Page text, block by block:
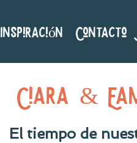
Inspiración Contacto
Ciara &
El tiempo de